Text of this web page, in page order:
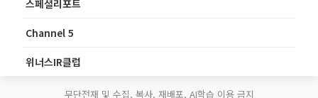
스페셜리포트
Channel 5
위너스IR클럽
무단전재 및 수집, 복사, 재배포, AI학습 이용 금지